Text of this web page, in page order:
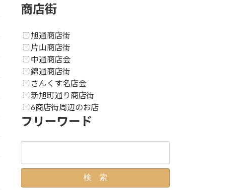
商店街
旭通商店街
片山商店街
中通商店会
錦通商店街
さんくす名店会
新旭町通り商店街
6商店街周辺のお店
フリーワード